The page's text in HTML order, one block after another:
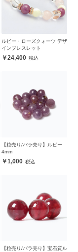
ルビー・ローズクォーツ デザ
インブレスレット
24,400
【粒売り/バラ売り】ルビー
4mm
1,000
【粒売り/バラ売り】宝石質ル